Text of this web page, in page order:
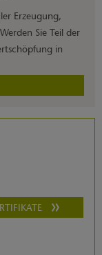
Erzeugung,
Sie Teil der
in